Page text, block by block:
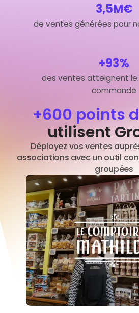
3,5M€
de ventes générées pour
+93%
des ventes atteignent le
commande
+600 points
utilisent
Déployez vos ventes
associations avec un outil
groupées